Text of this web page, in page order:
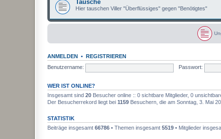
Tausche
Hier tauschen Viller "Überflüssiges" gegen "Benötigtes"
U
e
l
e
e
B
e
g
ANMELDEN • REGISTRIEREN
Benutzername:
Passwort:
WER IST ONLINE?
Insgesamt sind 20 Besucher online :: 0 sichtbare Mitglieder, 0
Der Besucherrekord liegt bei 1159 Besuchern, die am Sonntag, 3. Mai
STATISTIK
Beiträge insgesamt 66786 • Themen insgesamt 5519 • Mitglieder